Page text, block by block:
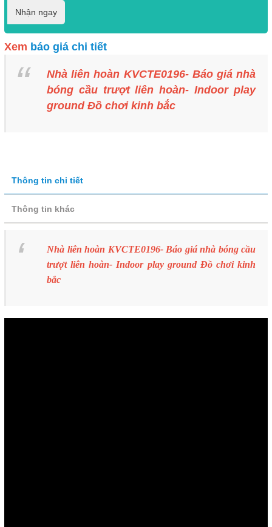
Nhận ngay
Xem báo giá chi tiết
Nhà liên hoàn KVCTE0196- Báo giá nhà
bóng cầu trượt liên hoàn- Indoor play
ground Đồ chơi kinh bắc
Thông tin chi tiết
Thông tin khác
Nhà liên hoàn KVCTE0196- Báo giá nhà bóng cầu
trượt liên hoàn- Indoor play ground Đồ chơi kinh
bắc